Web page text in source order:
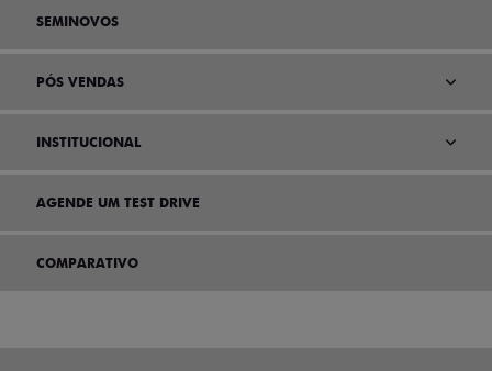
SEMINOVOS
PÓS VENDAS
INSTITUCIONAL
AGENDE UM TEST DRIVE
COMPARATIVO